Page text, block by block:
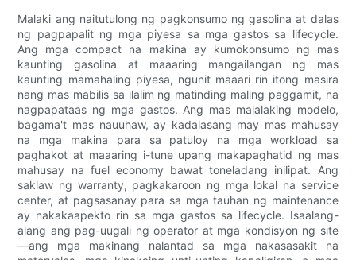
Malaki ang naitutulong ng pagkonsumo ng gasolina at dalas
ng pagpapalit ng mga piyesa sa mga gastos sa lifecycle.
Ang mga compact na makina ay kumokonsumo ng mas
kaunting gasolina at maaaring mangailangan ng mas
kaunting mamahaling piyesa, ngunit maaari rin itong masira
nang mas mabilis sa ilalim ng matinding maling paggamit, na
nagpapataas ng mga gastos. Ang mas malalaking modelo,
bagama't mas nauuhaw, ay kadalasang may mas mahusay
na mga makina para sa patuloy na mga workload sa
paghakot at maaaring i-tune upang makapaghatid ng mas
mahusay na fuel economy bawat toneladang inilipat. Ang
saklaw ng warranty, pagkakaroon ng mga lokal na service
center, at pagsasanay para sa mga tauhan ng maintenance
ay nakakaapekto rin sa mga gastos sa lifecycle. Isaalang-
alang ang pag-uugali ng operator at mga kondisyon ng site
—ang mga makinang nalantad sa mga nakasasakit na